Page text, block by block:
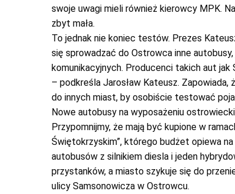
swoje uwagi mieli również kierowcy MPK.
zbyt mała.
To jednak nie koniec testów. Prezes
się sprowadzać do Ostrowca inne
komunikacyjnych. Producenci takich aut
– podkreśla Jarosław Kateusz.
do innych miast, by osobiście testować
Nowe autobusy na wyposażeniu
Przypomnijmy, że mają być kupione w
Świętokrzyskim”, którego budżet opiewa
autobusów z silnikiem diesla i jeden
przystanków, a miasto szykuje się do
ulicy Samsonowicza w Ostrowcu.